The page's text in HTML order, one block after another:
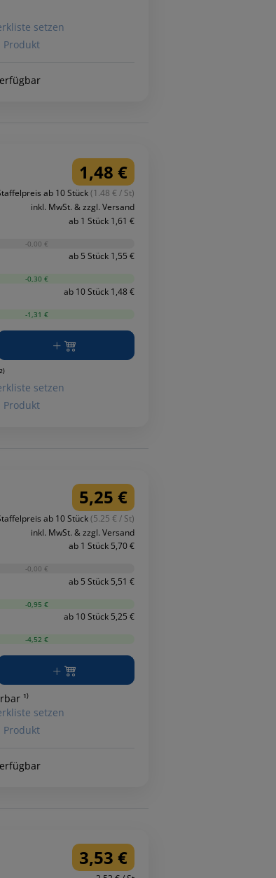
setzen
Produkt
1,48 €
ab 10 Stück(1.48 € / St)
inkl. MwSt. & zzgl. Versand
ab 1 Stück 1,61 €
-0,00 €
ab 5 Stück 1,55 €
-0,30 €
ab 10 Stück 1,48 €
-1,31 €
setzen
Produkt
5,25 €
ab 10 Stück(5.25 € / St)
inkl. MwSt. & zzgl. Versand
ab 1 Stück 5,70 €
-0,00 €
ab 5 Stück 5,51 €
-0,95 €
ab 10 Stück 5,25 €
-4,52 €
¹⁾
setzen
Produkt
3,53 €